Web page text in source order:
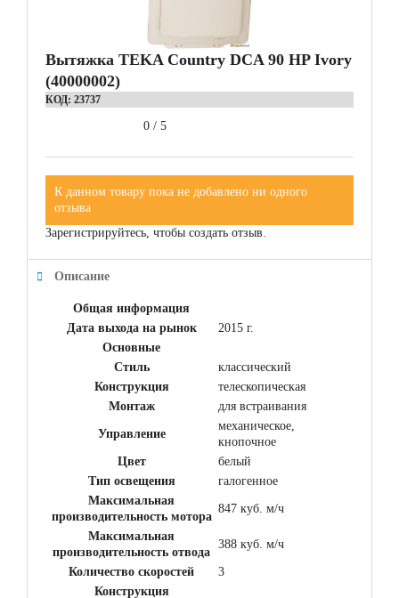
Вытяжка TEKA Country DCA 90 HP Ivory
(40000002)
КОД: 23737
0 / 5
К данном товару пока не добавлено ни одного
отзыва
Зарегистрируйтесь, чтобы создать отзыв.
Описание
Общая информация
Дата выхода на рынок
2015 г.
Основные
Стиль
классический
Конструкция
телескопическая
Монтаж
для встраивания
Управление
механическое,
кнопочное
Цвет
белый
Тип освещения
галогенное
Максимальная
производительность мотора
847 куб. м/ч
Максимальная
производительность отвода
388 куб. м/ч
Количество скоростей
3
Конструкция